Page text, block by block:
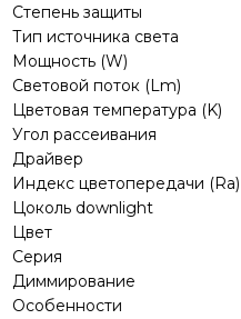
Степень защиты
Тип источника света
Мощность (W)
Световой поток (Lm)
Цветовая температура (K)
Угол рассеивания
Драйвер
Индекс цветопередачи (Ra)
Цоколь downlight
Цвет
Серия
Диммирование
Особенности